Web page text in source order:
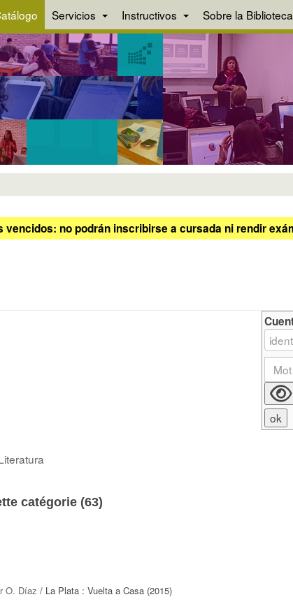
Servicios Instructivos Sobre la Biblioteca
no podrán inscribirse a cursada ni rendir
catégorie (63)
O. Díaz / La Plata : Vuelta a Casa (2015)